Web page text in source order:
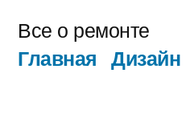
содержимому
Все о ремонте
Главная Дизайн